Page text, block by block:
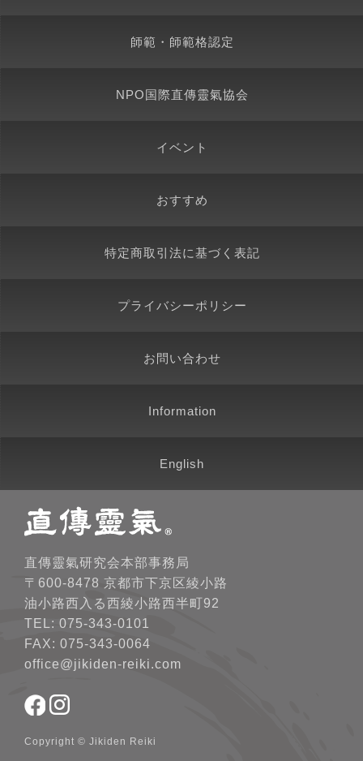
師範・師範格認定
NPO国際直傳靈氣協会
イベント
おすすめ
特定商取引法に基づく表記
プライバシーポリシー
お問い合わせ
Information
English
直傳靈氣研究会本部事務局
〒600-8478 京都市下京区綾小路
油小路西入る西綾小路西半町92
TEL: 075-343-0101
FAX: 075-343-0064
office@jikiden-reiki.com
Copyright © Jikiden Reiki